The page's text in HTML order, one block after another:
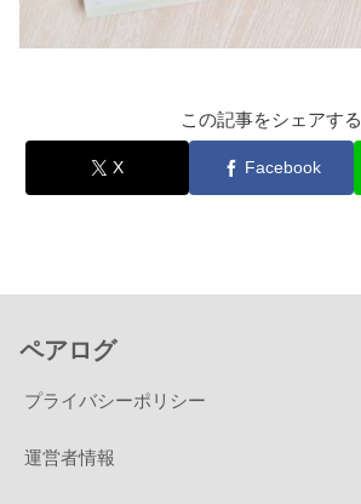
この記事をシェアする
X Facebook
ペアログ
プライバシーポリシー
運営者情報